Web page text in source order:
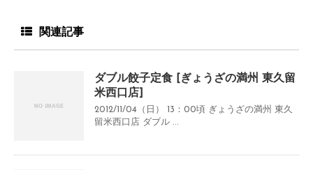
関連記事
ダブル餃子定食 [ぎょうざの満州 東久留
米西口店]
2012/11/04（日） 13：00頃 ぎょうざの満州 東久
留米西口店 ダブル ...